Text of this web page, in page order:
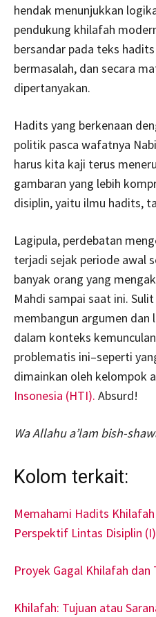
hendak menunjukkan
pendukung khilafah
bersandar pada teks
bermasalah, dan secara
dipertanyakan.
Hadits yang berkenaan
politik pasca wafatnya
harus kita kaji terus
gambaran yang lebih
disiplin, yaitu ilmu hadits,
Lagipula, perdebatan
terjadi sejak periode awal
banyak orang yang
Mahdi sampai saat ini.
membangun argumen
dalam konteks
problematis ini–seperti
dimainkan oleh kelompok
Insonesia (HTI). Absurd!
Wa Allahu a’lam bish-
Kolom terkait:
Memahami Hadits
Perspektif Lintas Disiplin (I)
Proyek Gagal Khilafah
Khilafah: Tujuan atau